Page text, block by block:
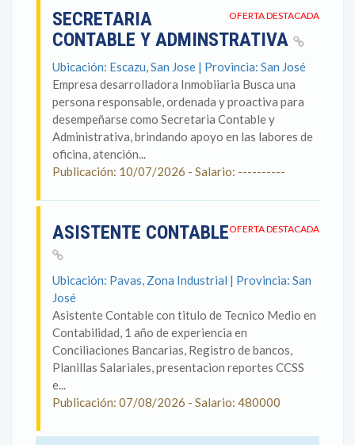
OFERTA DESTACADA
SECRETARIA
CONTABLE Y ADMINSTRATIVA
Ubicación: Escazu, San Jose | Provincia: San José
Empresa desarrolladora Inmobiiaria Busca una
persona responsable, ordenada y proactiva para
desempeñarse como Secretaria Contable y
Administrativa, brindando apoyo en las labores de
oficina, atención...
Publicación: 10/07/2026 - Salario: ----------
OFERTA DESTACADA
ASISTENTE CONTABLE
Ubicación: Pavas, Zona Industrial | Provincia: San
José
Asistente Contable con titulo de Tecnico Medio en
Contabilidad, 1 año de experiencia en
Conciliaciones Bancarias, Registro de bancos,
Planillas Salariales, presentacion reportes CCSS
e...
Publicación: 07/08/2026 - Salario: 480000